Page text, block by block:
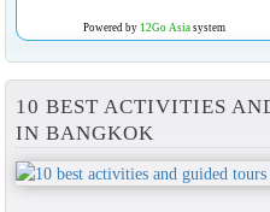
Powered by 12Go Asiasystem
10 BEST ACTIVITIES
IN BANGKOK